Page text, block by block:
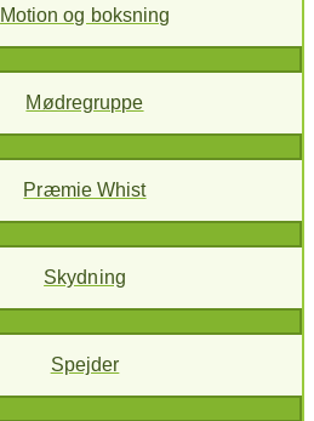
Motion og boksning
Mødregruppe
Præmie Whist
Skydning
Spejder